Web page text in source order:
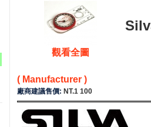
觀看全圖
( Manufacturer )
廠商建議售價: NT.1 100